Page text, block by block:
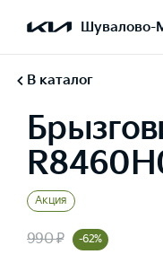
Шувалово-
В каталог
Акция
990 ₽ -62%